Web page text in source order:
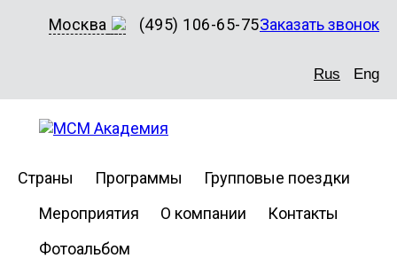
Москва (495) 106-65-75Заказать звонок
Rus Eng
Страны Программы
Групповые поездки
Мероприятия
О компании
Контакты
Фотоальбом